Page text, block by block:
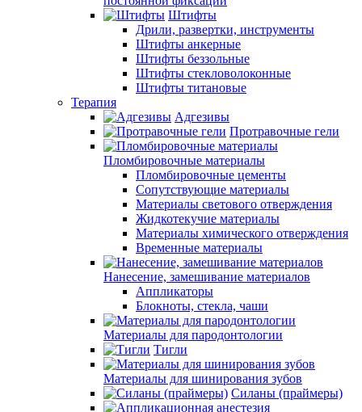
Штифты
Дрили, развертки, инструменты
Штифты анкерные
Штифты беззольные
Штифты стекловолоконные
Штифты титановые
Терапия
Адгезивы
Протравочные гели
Пломбировочные материалы
Пломбировочные цементы
Сопутствующие материалы
Материалы светового отверждения
Жидкотекучие материалы
Материалы химического отверждения
Временные материалы
Нанесение, замешивание материалов
Аппликаторы
Блокноты, стекла, чаши
Материалы для пародонтологии
Тигли
Материалы для шинирования зубов
Силаны (праймеры)